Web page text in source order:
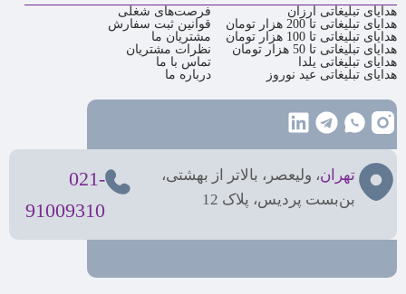
هدایای تبلیغاتی ارزان
هدایای تبلیغاتی تا 200 هزار تومان
هدایای تبلیغاتی تا 100 هزار تومان
هدایای تبلیغاتی تا 50 هزار تومان
هدایای تبلیغاتی یلدا
هدایای تبلیغاتی عید نوروز
فرصت‌های شغلی
قوانین ثبت سفارش
مشتریان ما
نظرات مشتریان
تماس با ما
درباره ما
تهران، ولیعصر، بالاتر از بهشتی،
بن‌بست پردیس، پلاک 12
021-
91009310